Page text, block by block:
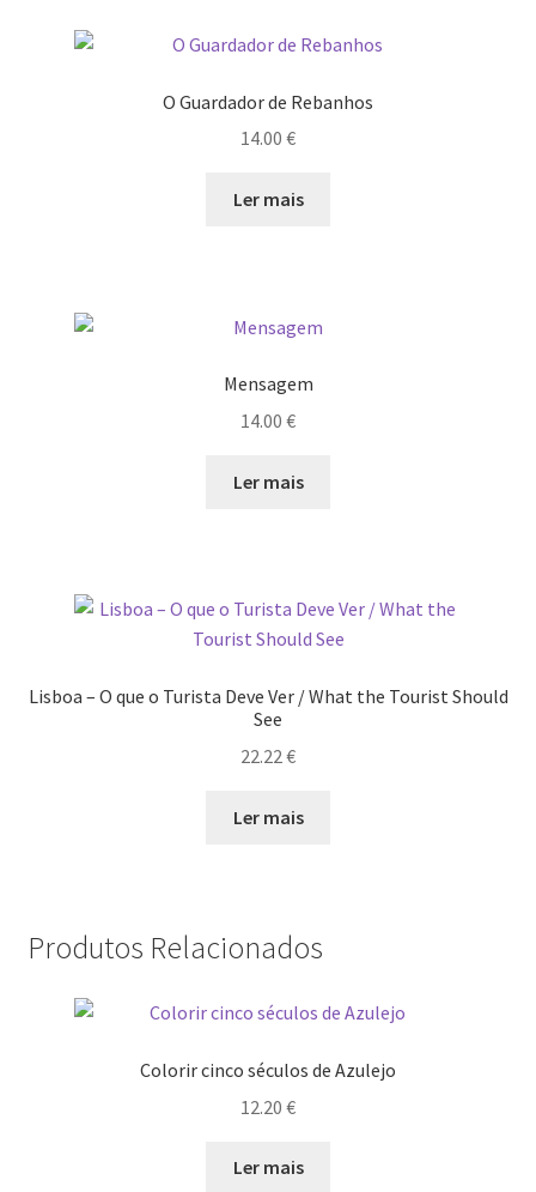
O Guardador de Rebanhos
14.00 €
Ler mais
Mensagem
14.00 €
Ler mais
Lisboa – O que o Turista Deve Ver / What the Tourist Should
See
22.22 €
Ler mais
Produtos Relacionados
Colorir cinco séculos de Azulejo
12.20 €
Ler mais